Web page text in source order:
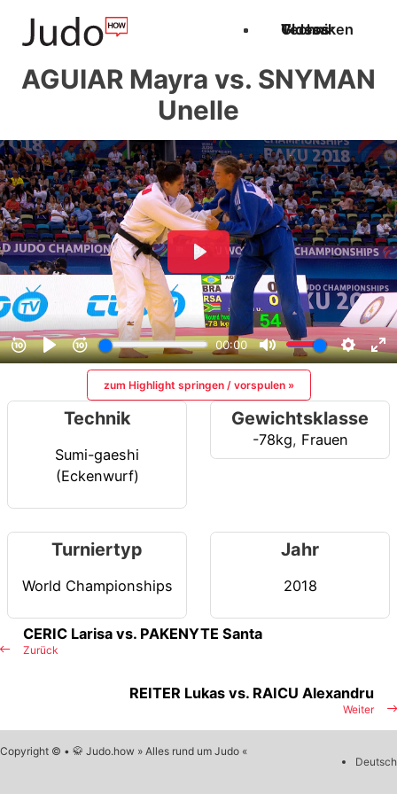
Techniken
Videos
Glossar
AGUIAR Mayra vs. SNYMAN
Unelle
zum Highlight springen / vorspulen »
Technik
Sumi-gaeshi
(Eckenwurf)
Gewichtsklasse
-78kg, Frauen
Turniertyp
World Championships
Jahr
2018
Zurück
CERIC Larisa vs. PAKENYTE Santa
Weiter
REITER Lukas vs. RAICU Alexandru
Copyright © • 🥋 Judo.how » Alles rund um Judo «
Deutsch